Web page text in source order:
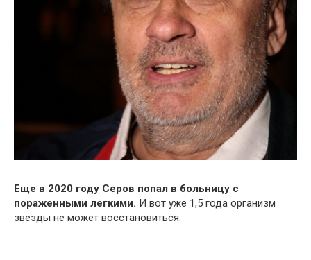
Еще в 2020 году Серов попал в больницу с
пораженными легкими. И вот уже 1,5 года организм
звезды не может восстановиться.